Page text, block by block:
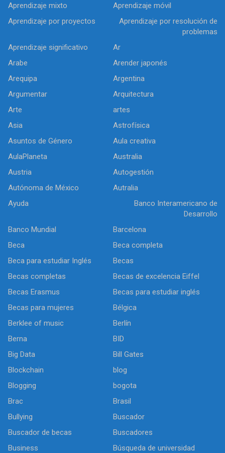
Aprendizaje mixto
Aprendizaje móvil
Aprendizaje por proyectos
Aprendizaje por resolución de
problemas
Aprendizaje significativo
Ar
Arabe
Arender japonés
Arequipa
Argentina
Argumentar
Arquitectura
Arte
artes
Asia
Astrofísica
Asuntos de Género
Aula creativa
AulaPlaneta
Australia
Austria
Autogestión
Autónoma de México
Autralia
Ayuda
Banco Interamericano de
Desarrollo
Banco Mundial
Barcelona
Beca
Beca completa
Beca para estudiar Inglés
Becas
Becas completas
Becas de excelencia Eiffel
Becas Erasmus
Becas para estudiar inglés
Becas para mujeres
Bélgica
Berklee of music
Berlín
Berna
BID
Big Data
Bill Gates
Blockchain
blog
Blogging
bogota
Brac
Brasil
Bullying
Buscador
Buscador de becas
Buscadores
Business
Búsqueda de universidad